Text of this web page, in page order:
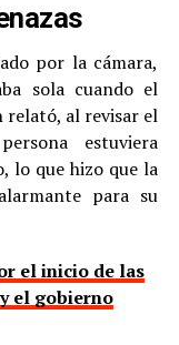
por la cámara,
sola cuando el
relató, al revisar el
estuviera
lo que hizo que la
para su
el inicio de las
el gobierno